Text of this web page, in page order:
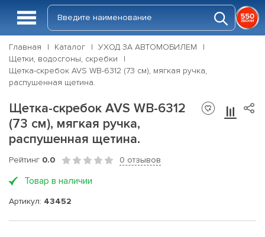
Главная Каталог
УХОД ЗА АВТОМОБИЛЕМ
Щетки, водосгоны, скребки
Щетка-скребок AVS WB-6312 (73 cм), мягкая ручка,
распушенная щетина.
Щетка-скребок AVS WB-6312
(73 cм), мягкая ручка,
распушенная щетина.
Рейтинг 0.0 0 отзывов
Товар в наличии
Артикул: 43452